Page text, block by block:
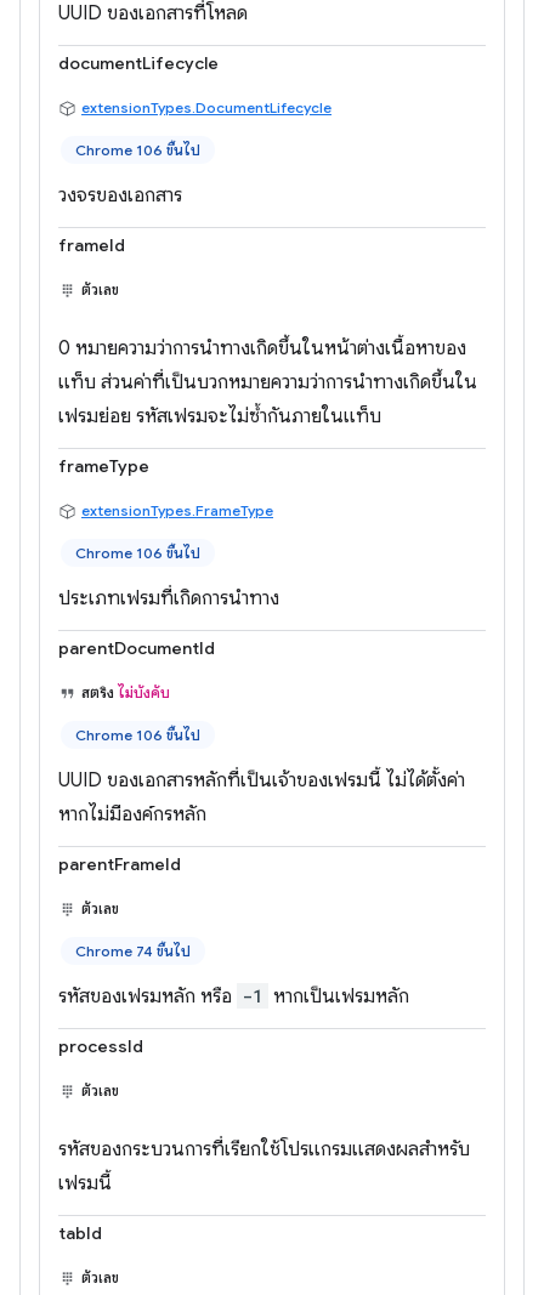
UUID ของเอกสารที่โหลด
documentLifecycle
extensionTypes.DocumentLifecycle
Chrome 106 ขึ้นไป
วงจรของเอกสาร
frameId
ตัวเลข
0 หมายความว่าการนำทางเกิดขึ้นในหน้าต่างเนื้อหาของ
แท็บ ส่วนค่าที่เป็นบวกหมายความว่าการนำทางเกิดขึ้นใน
เฟรมย่อย รหัสเฟรมจะไม่ซ้ำกันภายในแท็บ
frameType
extensionTypes.FrameType
Chrome 106 ขึ้นไป
ประเภทเฟรมที่เกิดการนำทาง
parentDocumentId
สตริง ไม่บังคับ
Chrome 106 ขึ้นไป
UUID ของเอกสารหลักที่เป็นเจ้าของเฟรมนี้ ไม่ได้ตั้งค่า
หากไม่มีองค์กรหลัก
parentFrameId
ตัวเลข
Chrome 74 ขึ้นไป
รหัสของเฟรมหลัก หรือ -1 หากเป็นเฟรมหลัก
processId
ตัวเลข
รหัสของกระบวนการที่เรียกใช้โปรแกรมแสดงผลสำหรับ
เฟรมนี้
tabId
ตัวเลข